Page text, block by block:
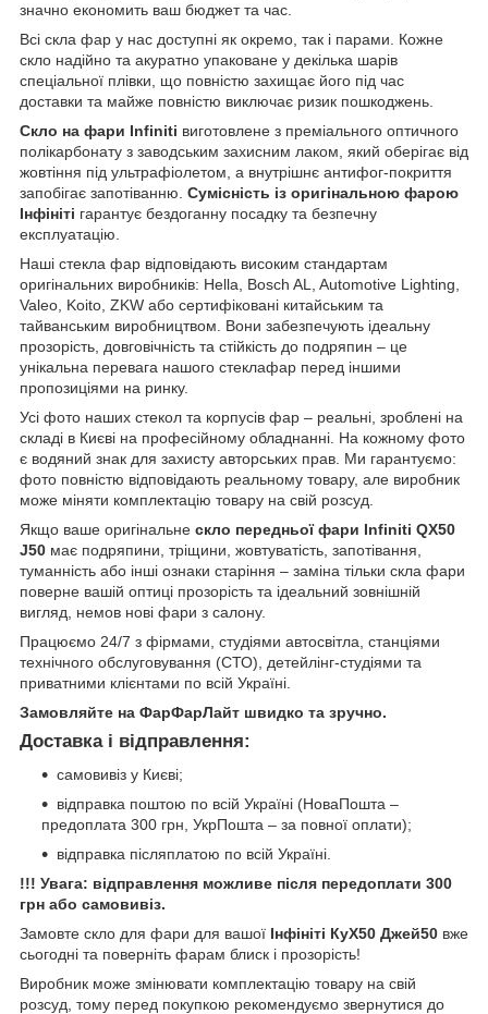
значно економить ваш бюджет та час.
Всі скла фар у нас доступні як окремо, так і парами. Кожне
скло надійно та акуратно упаковане у декілька шарів
спеціальної плівки, що повністю захищає його під час
доставки та майже повністю виключає ризик пошкоджень.
Скло на фари Infiniti виготовлене з преміального оптичного
полікарбонату з заводським захисним лаком, який оберігає від
жовтіння під ультрафіолетом, а внутрішнє антифог-покриття
запобігає запотіванню. Сумісність із оригінальною фарою
Інфініті гарантує бездоганну посадку та безпечну
експлуатацію.
Наші стекла фар відповідають високим стандартам
оригінальних виробників: Hella, Bosch AL, Automotive Lighting,
Valeo, Koito, ZKW або сертифіковані китайським та
тайванським виробництвом. Вони забезпечують ідеальну
прозорість, довговічність та стійкість до подряпин – це
унікальна перевага нашого стеклафар перед іншими
пропозиціями на ринку.
Усі фото наших стекол та корпусів фар – реальні, зроблені на
складі в Києві на професійному обладнанні. На кожному фото
є водяний знак для захисту авторських прав. Ми гарантуємо:
фото повністю відповідають реальному товару, але виробник
може міняти комплектацію товару на свій розсуд.
Якщо ваше оригінальне скло передньої фари Infiniti QX50
J50 має подряпини, тріщини, жовтуватість, запотівання,
туманність або інші ознаки старіння – заміна тільки скла фари
поверне вашій оптиці прозорість та ідеальний зовнішній
вигляд, немов нові фари з салону.
Працюємо 24/7 з фірмами, студіями автосвітла, станціями
технічного обслуговування (СТО), детейлінг-студіями та
приватними клієнтами по всій Україні.
Замовляйте на ФарФарЛайт швидко та зручно.
Доставка і відправлення:
самовивіз у Києві;
відправка поштою по всій Україні (НоваПошта –
предоплата 300 грн, УкрПошта – за повної оплати);
відправка післяплатою по всій Україні.
!!! Увага: відправлення можливе після передоплати 300
грн або самовивіз.
Замовте скло для фари для вашої Інфініті КуХ50 Джей50 вже
сьогодні та поверніть фарам блиск і прозорість!
Виробник може змінювати комплектацію товару на свій
розсуд, тому перед покупкою рекомендуємо звернутися до